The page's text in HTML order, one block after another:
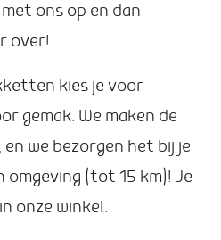
ons op en dan
over!
kies je voor
gemak. We maken de
we bezorgen het bij je
omgeving (tot 15 km)! Je
onze winkel.